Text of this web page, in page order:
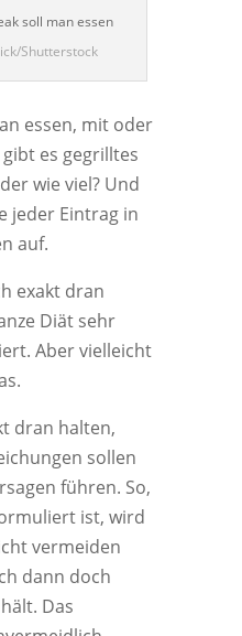
soll man essen
Shutterstock
essen, mit oder
es gegrilltes
wie viel? Und
jeder Eintrag in
auf.
exakt dran
Diät sehr
Aber vielleicht
dran halten,
sollen
führen. So,
ist, wird
vermeiden
dann doch
Das